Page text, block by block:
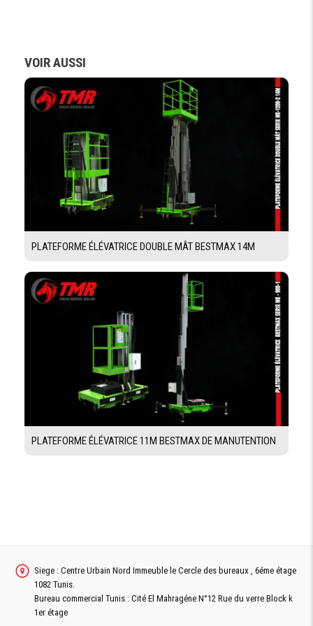
STABILISATEUR
Demande De Devis
Demande Financement
VOIR AUSSI
PLATEFORME ÉLÉVATRICE DOUBLE MÂT BESTMAX 14M
PLATEFORME ÉLÉVATRICE 11M BESTMAX DE MANUTENTION
Siege : Centre Urbain Nord Immeuble le Cercle des bureaux , 6éme étage
1082 Tunis.
Bureau commercial Tunis : Cité El Mahragéne N°12 Rue du verre Block k
1er étage